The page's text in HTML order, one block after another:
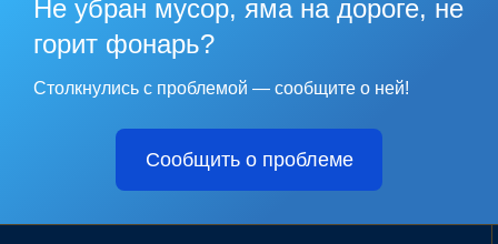
Не убран мусор, яма на дороге, не
горит фонарь?
Столкнулись с проблемой — сообщите о ней!
Сообщить о проблеме